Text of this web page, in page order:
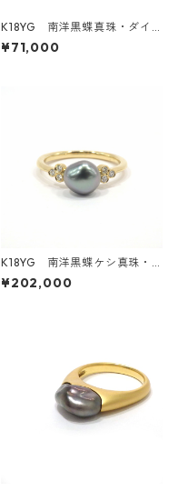
K18YG 南洋黒蝶真珠・ダイ
ヤモンドペンダントトップ《F
ruit》（KR70538）
¥71,000
K18YG 南洋黒蝶ケシ真珠・
ダイヤモンドリング（KR608
04）
¥202,000